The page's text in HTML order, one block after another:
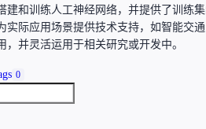
建和训练人工神经网络，并提供了训练
实际应用场景提供技术支持，如智能交
并灵活运用于相关研究或开发中。
0